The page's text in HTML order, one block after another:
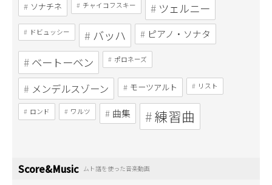
ソナチネ チャイコフスキー ツェルニー
ドビュッシー バッハ ピアノ・ソナタ
ベートーベン ポロネーズ
メンデルスゾーン モーツアルト リスト
ロンド ワルツ 曲集 練習曲
Score&Music ムト譜を使った音楽動画